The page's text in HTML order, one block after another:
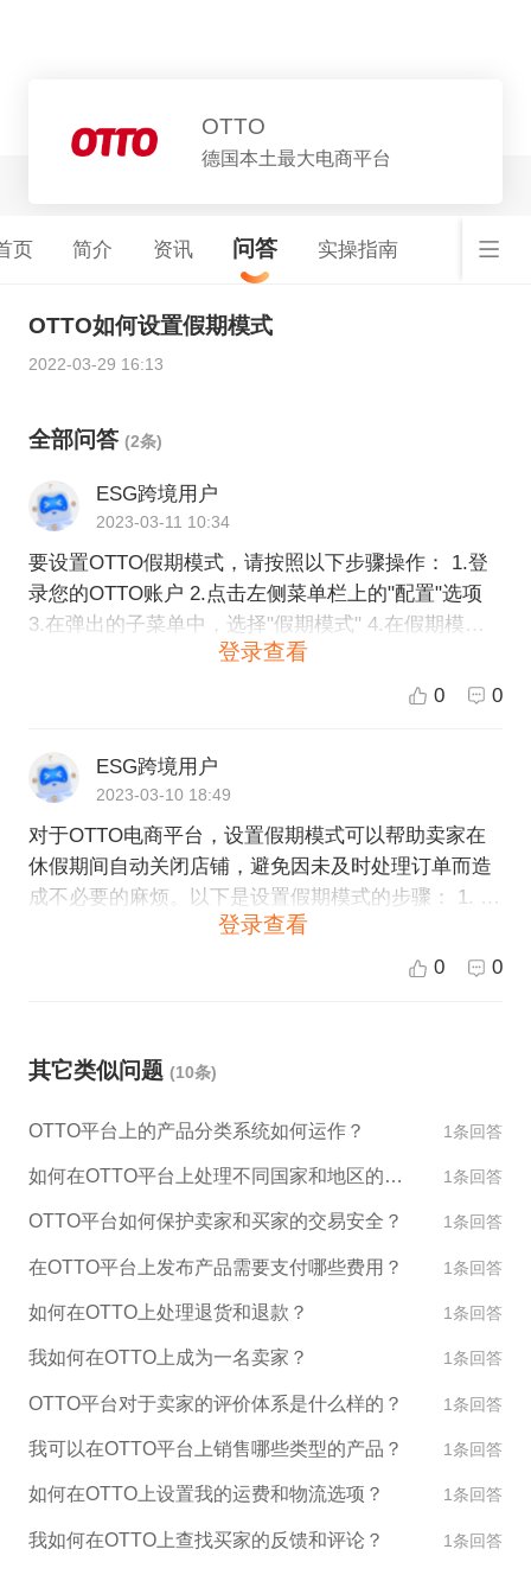
OTTO
德国本土最大电商平台
页 简介 资讯 问答 实操指南
OTTO如何设置假期模式
2022-03-29 16:13
全部问答 (2条)
ESG跨境用户
2023-03-11 10:34
要设置OTTO假期模式，请按照以下步骤操作： 1.登
录您的OTTO账户 2.点击左侧菜单栏上的"配置"选项
3.在弹出的子菜单中，选择"假期模式" 4.在假期模式
页面，您可以看到一个日历。选择您希望开启假期模
个消息，当用户访问您的店铺或者发生任何活动时显
示，这样您可以向用户解释您当前处于假期模式的原
因。 7.最后，点击"保存更改"，您的厂商主页将会处
于假期模式，在设定的时间范围内，您将不再接受任
何新订单，货运路线会停止运作。 请注意，开启假期
模式将对您的销售和发货产生影响，因此请确保您已
经妥善安排和通知您所有的供应和客户，并尽可能提
登录查看
0 0
ESG跨境用户
2023-03-10 18:49
对于OTTO电商平台，设置假期模式可以帮助卖家在
休假期间自动关闭店铺，避免因未及时处理订单而造
成不必要的麻烦。以下是设置假期模式的步骤： 1. 登
录OTTO卖家中心，进入“店铺设置”页面。 2. 在页面
左侧边栏中找到“假期设置”选项，点击进入该页面。
完成假期模式的设置。 完成以上步骤后，卖家在设置
已有的订单将会自动关闭，新的订单也将不能生成。
同时，OTTO平台也会向买家发送提醒邮件，告知卖
登录查看
0 0
其它类似问题 (10条)
OTTO平台上的产品分类系统如何运作？ 1条回答
如何在OTTO平台上处理不同国家和地区的客户和订单？ 1条回答
OTTO平台如何保护卖家和买家的交易安全？ 1条回答
在OTTO平台上发布产品需要支付哪些费用？ 1条回答
如何在OTTO上处理退货和退款？ 1条回答
我如何在OTTO上成为一名卖家？ 1条回答
OTTO平台对于卖家的评价体系是什么样的？ 1条回答
我可以在OTTO平台上销售哪些类型的产品？ 1条回答
如何在OTTO上设置我的运费和物流选项？ 1条回答
我如何在OTTO上查找买家的反馈和评论？ 1条回答